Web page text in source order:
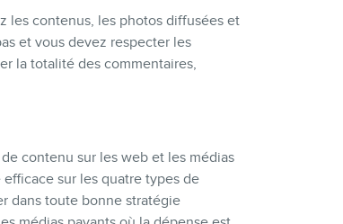
les contenus, les photos diffusées et
et vous devez respecter les
la totalité des commentaires,
contenu sur les web et les médias
sur les quatre types de
dans toute bonne stratégie